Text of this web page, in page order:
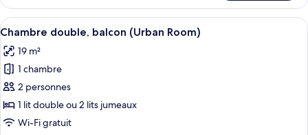
double
(Urban
Economy,
2
adults
+
1
child)
Chambre
économique
double
Economy,
2
+
child)
Afficher
toutes
les
photos
pour
ce
type
Une chambre d’hôtel avec un grand
4
Chambre double, balcon (Urban Room)
19 m²
1 chambre
2 personnes
1 lit double ou 2 lits jumeaux
Wi-Fi gratuit